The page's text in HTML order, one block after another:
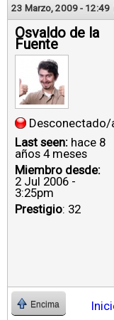
23 Marzo, 2009 - 12:49
Osvaldo de la
Fuente
Desconectado/
Last seen: hace 8
años 4 meses
Miembro desde:
2 Jul 2006 -
3:25pm
Prestigio: 32
Encima